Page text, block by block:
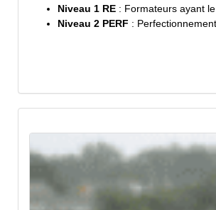
Niveau 1 RE : Formateurs ayant
Niveau 2 PERF :